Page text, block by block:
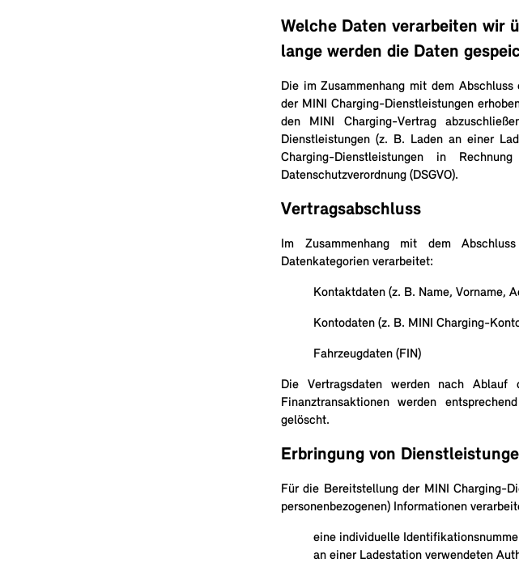
Welche Daten verarbeiten wir
lange werden die Daten
Die im Zusammenhang mit dem
der MINI Charging-Dienstleistungen
den MINI Charging-Vertrag
Dienstleistungen (z. B. Laden an einer
Charging-Dienstleistungen in
Datenschutzverordnung (DSGVO).
Vertragsabschluss
Im Zusammenhang mit dem
Datenkategorien verarbeitet:
Kontaktdaten (z. B. Name, Vorname,
Kontodaten (z. B. MINI Charging-
Fahrzeugdaten (FIN)
Die Vertragsdaten werden nach Ablauf
Finanztransaktionen werden
gelöscht.
Erbringung von
Für die Bereitstellung der MINI Charging-
personenbezogenen) Informationen
eine individuelle
an einer Ladestation verwendeten